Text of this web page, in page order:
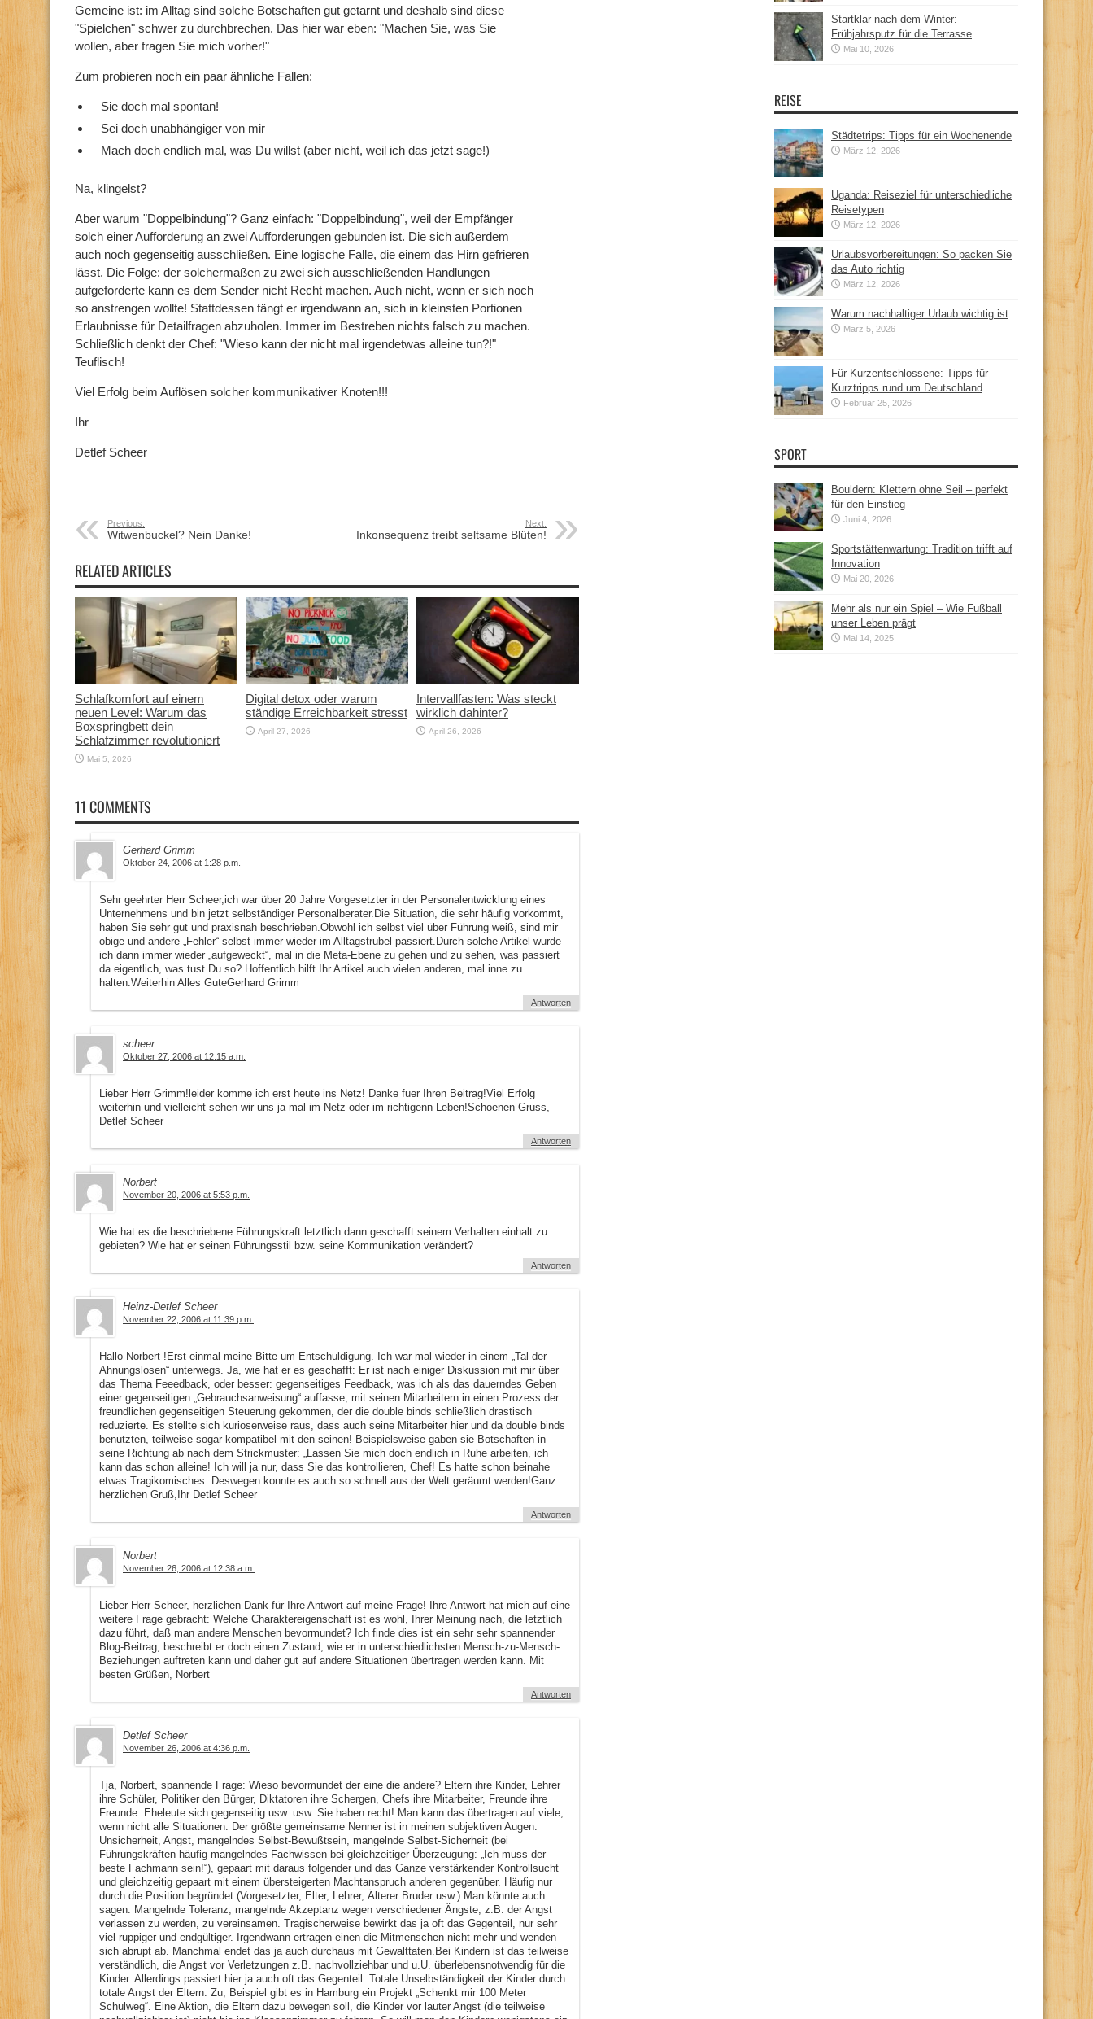
Gemeine ist: im Alltag sind solche Botschaften gut getarnt und deshalb sind diese
"Spielchen" schwer zu durchbrechen. Das hier war eben: "Machen Sie, was Sie
wollen, aber fragen Sie mich vorher!"
Zum probieren noch ein paar ähnliche Fallen:
– Sie doch mal spontan!
– Sei doch unabhängiger von mir
– Mach doch endlich mal, was Du willst (aber nicht, weil ich das jetzt sage!)
Na, klingelst?
Aber warum "Doppelbindung"? Ganz einfach: "Doppelbindung", weil der Empfänger
solch einer Aufforderung an zwei Aufforderungen gebunden ist. Die sich außerdem
auch noch gegenseitig ausschließen. Eine logische Falle, die einem das Hirn gefrieren
lässt. Die Folge: der solchermaßen zu zwei sich ausschließenden Handlungen
aufgeforderte kann es dem Sender nicht Recht machen. Auch nicht, wenn er sich noch
so anstrengen wollte! Stattdessen fängt er irgendwann an, sich in kleinsten Portionen
Erlaubnisse für Detailfragen abzuholen. Immer im Bestreben nichts falsch zu machen.
Schließlich denkt der Chef: "Wieso kann der nicht mal irgendetwas alleine tun?!"
Teuflisch!
Viel Erfolg beim Auflösen solcher kommunikativer Knoten!!!
Ihr
Detlef Scheer
Previous:
Witwenbuckel? Nein Danke!
Next:
Inkonsequenz treibt seltsame Blüten!
RELATED ARTICLES
Schlafkomfort auf einem
neuen Level: Warum das
Boxspringbett dein
Schlafzimmer revolutioniert
Mai 5, 2026
Digital detox oder warum
ständige Erreichbarkeit stresst
April 27, 2026
Intervallfasten: Was steckt
wirklich dahinter?
April 26, 2026
11 COMMENTS
Gerhard Grimm
Oktober 24, 2006 at 1:28 p.m.
Sehr geehrter Herr Scheer,ich war über 20 Jahre Vorgesetzter in der Personalentwicklung eines
Unternehmens und bin jetzt selbständiger Personalberater.Die Situation, die sehr häufig vorkommt,
haben Sie sehr gut und praxisnah beschrieben.Obwohl ich selbst viel über Führung weiß, sind mir
obige und andere „Fehler“ selbst immer wieder im Alltagstrubel passiert.Durch solche Artikel wurde
ich dann immer wieder „aufgeweckt“, mal in die Meta-Ebene zu gehen und zu sehen, was passiert
da eigentlich, was tust Du so?.Hoffentlich hilft Ihr Artikel auch vielen anderen, mal inne zu
halten.Weiterhin Alles GuteGerhard Grimm
Antworten
scheer
Oktober 27, 2006 at 12:15 a.m.
Lieber Herr Grimm!leider komme ich erst heute ins Netz! Danke fuer Ihren Beitrag!Viel Erfolg
weiterhin und vielleicht sehen wir uns ja mal im Netz oder im richtigenn Leben!Schoenen Gruss,
Detlef Scheer
Antworten
Norbert
November 20, 2006 at 5:53 p.m.
Wie hat es die beschriebene Führungskraft letztlich dann geschafft seinem Verhalten einhalt zu
gebieten? Wie hat er seinen Führungsstil bzw. seine Kommunikation verändert?
Antworten
Heinz-Detlef Scheer
November 22, 2006 at 11:39 p.m.
Hallo Norbert !Erst einmal meine Bitte um Entschuldigung. Ich war mal wieder in einem „Tal der
Ahnungslosen“ unterwegs. Ja, wie hat er es geschafft: Er ist nach einiger Diskussion mit mir über
das Thema Feeedback, oder besser: gegenseitiges Feedback, was ich als das dauerndes Geben
einer gegenseitigen „Gebrauchsanweisung“ auffasse, mit seinen Mitarbeitern in einen Prozess der
freundlichen gegenseitigen Steuerung gekommen, der die double binds schließlich drastisch
reduzierte. Es stellte sich kurioserweise raus, dass auch seine Mitarbeiter hier und da double binds
benutzten, teilweise sogar kompatibel mit den seinen! Beispielsweise gaben sie Botschaften in
seine Richtung ab nach dem Strickmuster: „Lassen Sie mich doch endlich in Ruhe arbeiten, ich
kann das schon alleine! Ich will ja nur, dass Sie das kontrollieren, Chef! Es hatte schon beinahe
etwas Tragikomisches. Deswegen konnte es auch so schnell aus der Welt geräumt werden!Ganz
herzlichen Gruß,Ihr Detlef Scheer
Antworten
Norbert
November 26, 2006 at 12:38 a.m.
Lieber Herr Scheer, herzlichen Dank für Ihre Antwort auf meine Frage! Ihre Antwort hat mich auf eine
weitere Frage gebracht: Welche Charaktereigenschaft ist es wohl, Ihrer Meinung nach, die letztlich
dazu führt, daß man andere Menschen bevormundet? Ich finde dies ist ein sehr sehr spannender
Blog-Beitrag, beschreibt er doch einen Zustand, wie er in unterschiedlichsten Mensch-zu-Mensch-
Beziehungen auftreten kann und daher gut auf andere Situationen übertragen werden kann. Mit
besten Grüßen, Norbert
Antworten
Detlef Scheer
November 26, 2006 at 4:36 p.m.
Tja, Norbert, spannende Frage: Wieso bevormundet der eine die andere? Eltern ihre Kinder, Lehrer
ihre Schüler, Politiker den Bürger, Diktatoren ihre Schergen, Chefs ihre Mitarbeiter, Freunde ihre
Freunde. Eheleute sich gegenseitig usw. usw. Sie haben recht! Man kann das übertragen auf viele,
wenn nicht alle Situationen. Der größte gemeinsame Nenner ist in meinen subjektiven Augen:
Unsicherheit, Angst, mangelndes Selbst-Bewußtsein, mangelnde Selbst-Sicherheit (bei
Führungskräften häufig mangelndes Fachwissen bei gleichzeitiger Überzeugung: „Ich muss der
beste Fachmann sein!“), gepaart mit daraus folgender und das Ganze verstärkender Kontrollsucht
und gleichzeitig gepaart mit einem übersteigerten Machtanspruch anderen gegenüber. Häufig nur
durch die Position begründet (Vorgesetzter, Elter, Lehrer, Älterer Bruder usw.) Man könnte auch
sagen: Mangelnde Toleranz, mangelnde Akzeptanz wegen verschiedener Ängste, z.B. der Angst
verlassen zu werden, zu vereinsamen. Tragischerweise bewirkt das ja oft das Gegenteil, nur sehr
viel ruppiger und endgültiger. Irgendwann ertragen einen die Mitmenschen nicht mehr und wenden
sich abrupt ab. Manchmal endet das ja auch durchaus mit Gewalttaten.Bei Kindern ist das teilweise
verständlich, die Angst vor Verletzungen z.B. nachvollziehbar und u.U. überlebensnotwendig für die
Kinder. Allerdings passiert hier ja auch oft das Gegenteil: Totale Unselbständigkeit der Kinder durch
totale Angst der Eltern. Zu, Beispiel gibt es in Hamburg ein Projekt „Schenkt mir 100 Meter
Schulweg“. Eine Aktion, die Eltern dazu bewegen soll, die Kinder vor lauter Angst (die teilweise
Startklar nach dem Winter:
Frühjahrsputz für die Terrasse
Mai 10, 2026
REISE
Städtetrips: Tipps für ein Wochenende
März 12, 2026
Uganda: Reiseziel für unterschiedliche
Reisetypen
März 12, 2026
Urlaubsvorbereitungen: So packen Sie
das Auto richtig
März 12, 2026
Warum nachhaltiger Urlaub wichtig ist
März 5, 2026
Für Kurzentschlossene: Tipps für
Kurztripps rund um Deutschland
Februar 25, 2026
SPORT
Bouldern: Klettern ohne Seil – perfekt
für den Einstieg
Juni 4, 2026
Sportstättenwartung: Tradition trifft auf
Innovation
Mai 20, 2026
Mehr als nur ein Spiel – Wie Fußball
unser Leben prägt
Mai 14, 2025